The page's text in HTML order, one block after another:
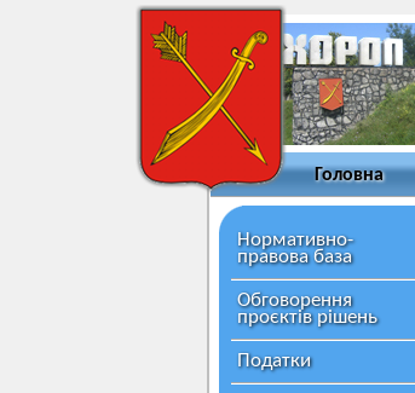
Головна
Нормативно-
правова база
Обговорення
проєктів рішень
Податки